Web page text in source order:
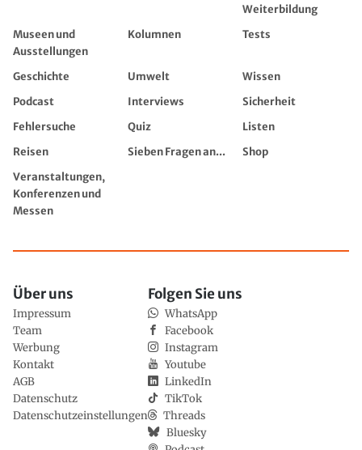
Weiterbildung
Museen und
Ausstellungen
Kolumnen Tests
Geschichte Umwelt
Wissen
Podcast
Interviews
Sicherheit
Fehlersuche
Quiz
Listen
Reisen
Sieben Fragen an...
Shop
Veranstaltungen,
Konferenzen und
Messen
Über uns
Impressum
Team
Werbung
Kontakt
AGB
Datenschutz
Datenschutzeinstellungen
Folgen Sie uns
WhatsApp
Facebook
Instagram
Youtube
LinkedIn
TikTok
Threads
Bluesky